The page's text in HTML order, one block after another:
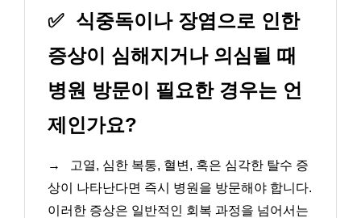
✅ 식중독이나 장염으로 인한
증상이 심해지거나 의심될 때
병원 방문이 필요한 경우는 언
제인가요?
→
고열, 심한 복통, 혈변, 혹은 심각한 탈수 증
상이 나타난다면 즉시 병원을 방문해야 합니다.
이러한 증상은 일반적인 회복 과정을 넘어서는